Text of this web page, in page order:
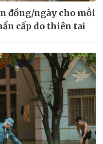
đồng/ngày cho mỗi
cấp do thiên tai